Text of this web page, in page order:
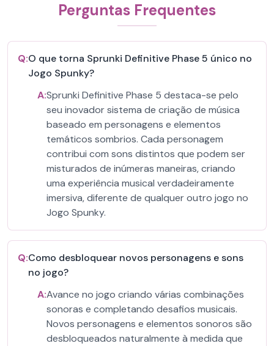
Perguntas Frequentes
Q:O que torna Sprunki Definitive Phase 5 único no
Jogo Spunky?
A:Sprunki Definitive Phase 5 destaca-se pelo
seu inovador sistema de criação de música
baseado em personagens e elementos
temáticos sombrios. Cada personagem
contribui com sons distintos que podem ser
misturados de inúmeras maneiras, criando
uma experiência musical verdadeiramente
imersiva, diferente de qualquer outro jogo no
Jogo Spunky.
Q:Como desbloquear novos personagens e sons
no jogo?
A:Avance no jogo criando várias combinações
sonoras e completando desafios musicais.
Novos personagens e elementos sonoros são
desbloqueados naturalmente à medida que